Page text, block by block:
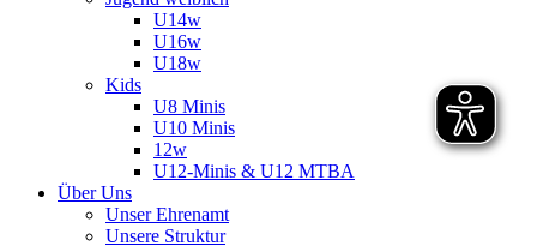
U14w
U16w
U18w
Kids
U8 Minis
U10 Minis
12w
U12-Minis & U12 MTBA
Über Uns
Unser Ehrenamt
Unsere Struktur